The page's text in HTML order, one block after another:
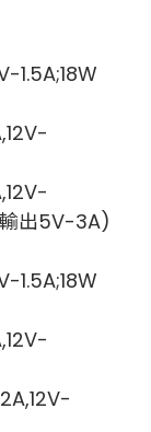
1.5A;18W
輸出5V-3A)
1.5A;18W